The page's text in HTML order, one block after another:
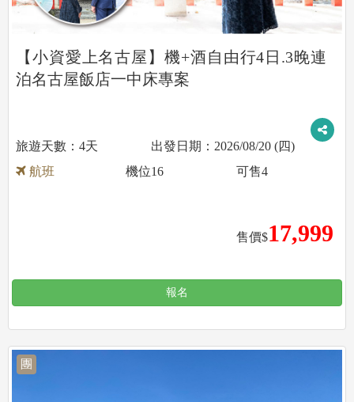
【小資愛上名古屋】機+酒自由行4日.3晚連
泊名古屋飯店一中床專案
4天
2026/08/20 (四)
航班
售價$17,999
機位16 可售4
報名
團